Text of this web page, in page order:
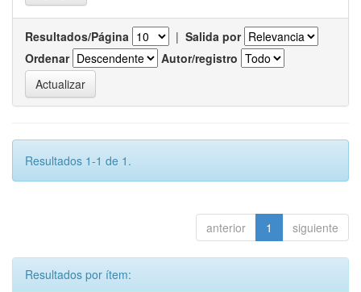
Resultados/Página | Salida por
Ordenar
Autor/registro
Resultados 1-1 de 1.
anterior 1 siguiente
Resultados por ítem: